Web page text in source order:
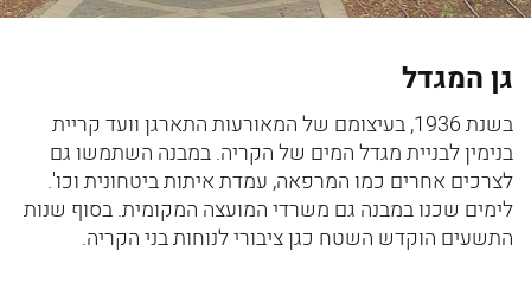
גן המגדל
בשנת 1936, בעיצומם של המאורעות התארגן וועד קריית
בנימין לבניית מגדל המים של הקריה. במבנה השתמשו גם
לצרכים אחרים כמו המרפאה, עמדת איתות ביטחונית וכו'.
לימים שכנו במבנה גם משרדי המועצה המקומית. בסוף שנות
התשעים הוקדש השטח כגן ציבורי לנוחות בני הקריה.